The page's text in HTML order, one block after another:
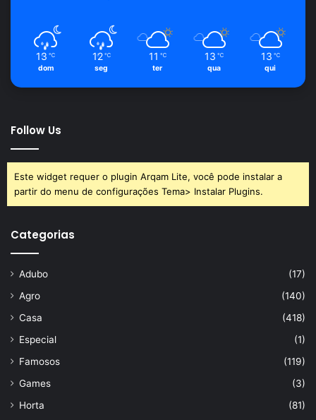
13 ℃
dom
12 ℃
seg
11 ℃
ter
13 ℃
qua
13 ℃
qui
Follow Us
Este widget requer o plugin Arqam Lite, você pode instalar a
partir do menu de configurações Tema> Instalar Plugins.
Categorias
Adubo
(17)
Agro
(140)
Casa
(418)
Especial
(1)
Famosos
(119)
Games
(3)
Horta
(81)